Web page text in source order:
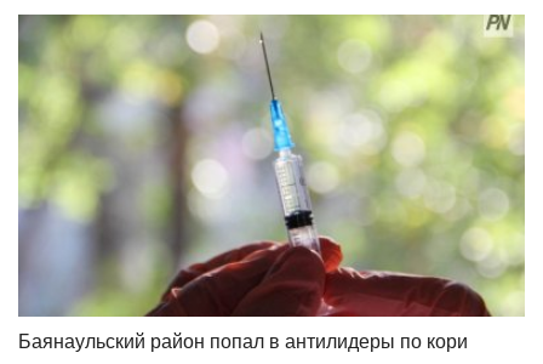
Баянаульский район попал в антилидеры по кори